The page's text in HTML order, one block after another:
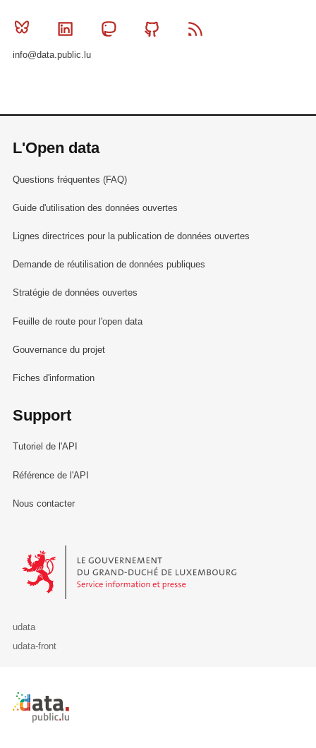
Bluesky Linkedin MastodonGithub
info@data.public.lu
L'Open data
Questions fréquentes (FAQ)
Guide d'utilisation des données ouvertes
Lignes directrices pour la publication de données ouvertes
Demande de réutilisation de données publiques
Stratégie de données ouvertes
Feuille de route pour l'open data
Gouvernance du projet
Fiches d'information
Support
Tutoriel de l'API
Référence de l'API
Nous contacter
Le Gouvernement du Grand-Duché de Luxembourg - Service
udata
udata-front
Retour à l'accueil de data.public.lu